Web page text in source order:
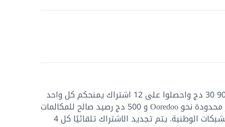
قوموا بشراء الـ Pack Orbit بـ 900 30 دج واحصلوا على 12 اشتراك يمنحكم كل واحد
منه 5Go إنترنت + مكالمات غير محدودة نحو Ooredoo و 500 دج رصيد صالح للمكالمات
والرسائل القصيرة نحو جميع الشبكات الوطنية. يتم تجديد الاشتراك تلقائيًا كل 4